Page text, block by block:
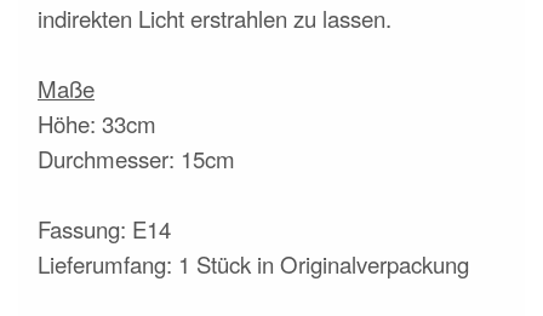
indirekten Licht erstrahlen zu lassen.
Maße
Höhe: 33cm
Durchmesser: 15cm
Fassung: E14
Lieferumfang: 1 Stück in Originalverpackung